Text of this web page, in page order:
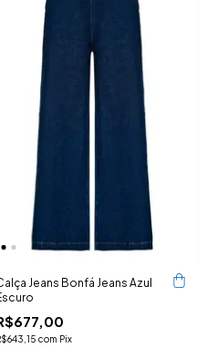
Jeans Bonfá Jeans Azul
com Pix